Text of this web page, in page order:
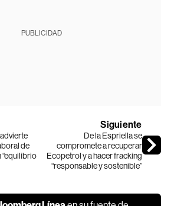
PUBLICIDAD
de
“equilibrio
Siguiente
De la Espriella se
compromete a recuperar
Ecopetrol y a hacer fracking
“responsable y sostenible”